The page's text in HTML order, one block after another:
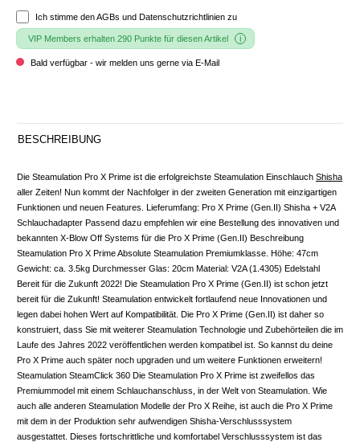
Ich stimme denAGBs und Datenschutzrichtlinien zu
VIP Members erhalten 290 Punkte für diesen Artikel
Bald verfügbar - wir melden uns gerne via E-Mail
BESCHREIBUNG
Die Steamulation Pro X Prime ist die erfolgreichste Steamulation Einschlauch Shisha
aller Zeiten! Nun kommt der Nachfolger in der zweiten Generation mit einzigartigen
Funktionen und neuen Features. Lieferumfang: Pro X Prime (Gen.II) Shisha + V2A
Schlauchadapter Passend dazu empfehlen wir eine Bestellung des innovativen und
bekannten X-Blow Off Systems für die Pro X Prime (Gen.II) Beschreibung
Steamulation Pro X Prime Absolute Steamulation Premiumklasse. Höhe: 47cm
Gewicht: ca. 3.5kg Durchmesser Glas: 20cm Material: V2A (1.4305) Edelstahl
Bereit für die Zukunft 2022! Die Steamulation Pro X Prime (Gen.II) ist schon jetzt
bereit für die Zukunft! Steamulation entwickelt fortlaufend neue Innovationen und
legen dabei hohen Wert auf Kompatibilität. Die Pro X Prime (Gen.II) ist daher so
konstruiert, dass Sie mit weiterer Steamulation Technologie und Zubehörteilen die im
Laufe des Jahres 2022 veröffentlichen werden kompatibel ist. So kannst du deine
Pro X Prime auch später noch upgraden und um weitere Funktionen erweitern!
Steamulation SteamClick 360 Die Steamulation Pro X Prime ist zweifellos das
Premiummodel mit einem Schlauchanschluss, in der Welt von Steamulation. Wie
auch alle anderen Steamulation Modelle der Pro X Reihe, ist auch die Pro X Prime
mit dem in der Produktion sehr aufwendigen Shisha-Verschlusssystem
ausgestattet. Dieses fortschrittliche und komfortabel Verschlusssystem ist das